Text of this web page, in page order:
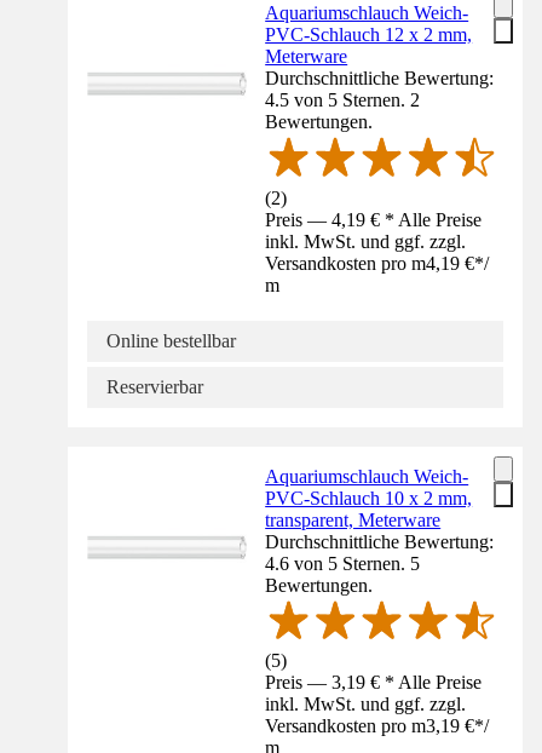
Aquariumschlauch Weich-
PVC-Schlauch 12 x 2 mm,
Meterware
Durchschnittliche Bewertung:
4.5 von 5 Sternen. 2
Bewertungen.
(2)
Preis — 4,19 € * Alle Preise
inkl. MwSt. und ggf. zzgl.
Versandkosten pro m4,19 €*/
m
Online bestellbar
Reservierbar
Aquariumschlauch Weich-
PVC-Schlauch 10 x 2 mm,
transparent, Meterware
Durchschnittliche Bewertung:
4.6 von 5 Sternen. 5
Bewertungen.
(5)
Preis — 3,19 € * Alle Preise
inkl. MwSt. und ggf. zzgl.
Versandkosten pro m3,19 €*/
m